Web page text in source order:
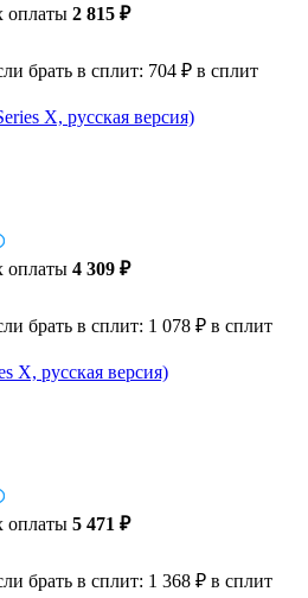
оплаты 2 815 ₽
брать в сплит: 704 ₽ в сплит
X, русская версия)
оплаты 4 309 ₽
брать в сплит: 1 078 ₽ в сплит
X, русская версия)
оплаты 5 471 ₽
брать в сплит: 1 368 ₽ в сплит